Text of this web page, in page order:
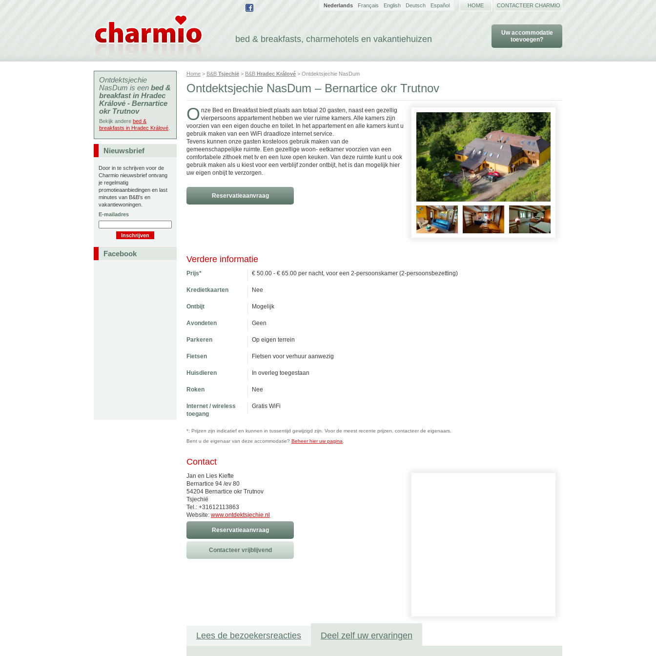
bed & breakfasts, charmehotels en vakantiehuizen
Uw accommodatie
toevoegen?
Nederlands Français English Deutsch Español HOME CONTACTEER CHARMIO
Home > B&B Tsjechië > B&B Hradec Králové > Ontdektsjechie NasDum
Ontdektsjechie NasDum – Bernartice okr Trutnov
O nze Bed en Breakfast biedt plaats aan totaal 20 gasten, naast een gezellig
vierpersoons appartement hebben we vier ruime kamers. Alle kamers zijn
voorzien van een eigen douche en toilet. In het appartement en alle kamers kunt u
gebruik maken van een WiFi draadloze internet service.
Tevens kunnen onze gasten kosteloos gebruik maken van de
gemeenschappelijke ruimte. Een gezellige woon- eetkamer voorzien van een
comfortabele zithoek met tv en een luxe open keuken. Van deze ruimte kunt u ook
gebruik maken als u kiest voor een verblijf zonder ontbijt, het is dan mogelijk hier
uw eigen onbijt te verzorgen.
Reservatieaanvraag
Verdere informatie
Prijs* € 50.00 - € 65.00 per nacht, voor een 2-persoonskamer (2-persoonsbezetting)
Kredietkaarten Nee
Ontbijt Mogelijk
Avondeten Geen
Parkeren Op eigen terrein
Fietsen Fietsen voor verhuur aanwezig
Huisdieren In overleg toegestaan
Roken Nee
Internet / wireless
toegang
Gratis WiFi
*: Prijzen zijn indicatief en kunnen in tussentijd gewijzigd zijn. Voor de meest recente prijzen, contacteer de eigenaars.
Bent u de eigenaar van deze accommodatie? Beheer hier uw pagina
Contact
Jan en Lies Kiefte
Bernartice 94 /ev 80
54204 Bernartice okr Trutnov
Tsjechië
Tel.: +31612113863
Website: www.ontdektsjechie.nl
Reservatieaanvraag
Contacteer vrijblijvend
Lees de bezoekersreacties Deel zelf uw ervaringen
Ontdektsjechie
NasDum is een bed &
breakfast in Hradec
Králové - Bernartice
okr Trutnov
Bekijk andere bed &
breakfasts in Hradec Králové
Nieuwsbrief
Door in te schrijven voor de
Charmio nieuwsbrief ontvang
je regelmatig
promotieaanbiedingen en last
minutes van B&B's en
vakantiewoningen.
E-mailadres
Facebook